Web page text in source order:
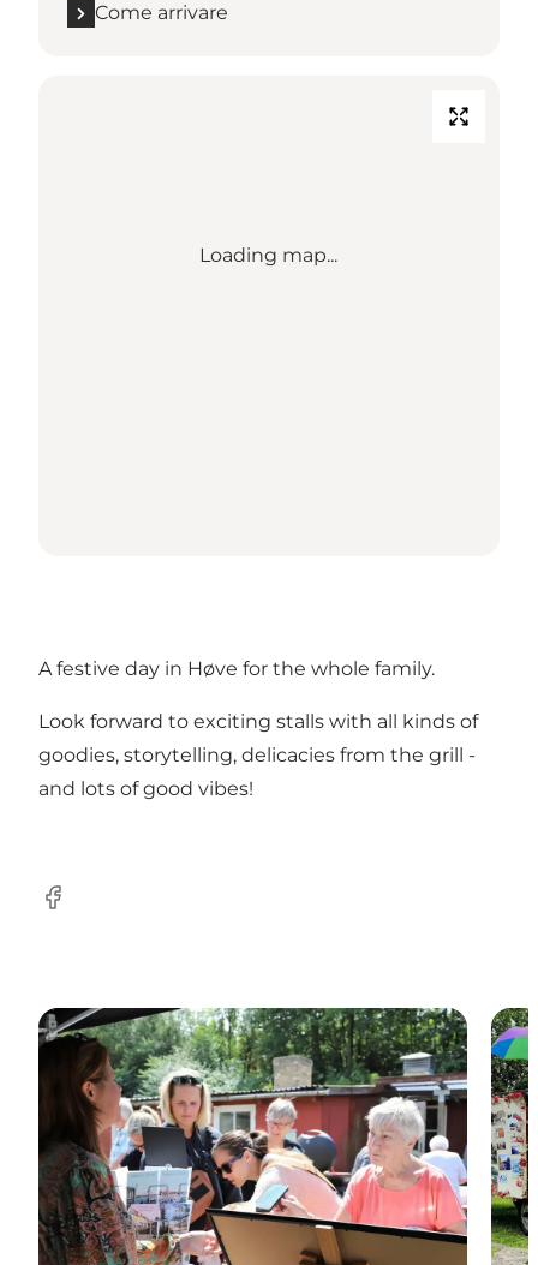
Come arrivare
Loading map...
A festive day in Høve for the whole family.
Look forward to exciting stalls with all kinds of
goodies, storytelling, delicacies from the grill -
and lots of good vibes!
Facebook